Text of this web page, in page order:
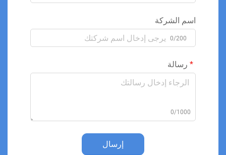
اسم الشركة
0/200
رسالة
0/1000
إرسال